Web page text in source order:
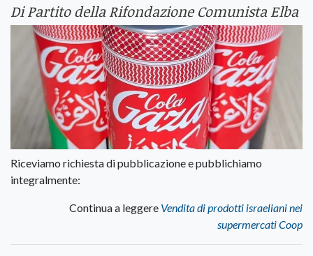
Di Partito della Rifondazione Comunista Elba
Riceviamo richiesta di pubblicazione e pubblichiamo
integralmente:
Continua a leggere Vendita di prodotti israeliani nei
supermercati Coop